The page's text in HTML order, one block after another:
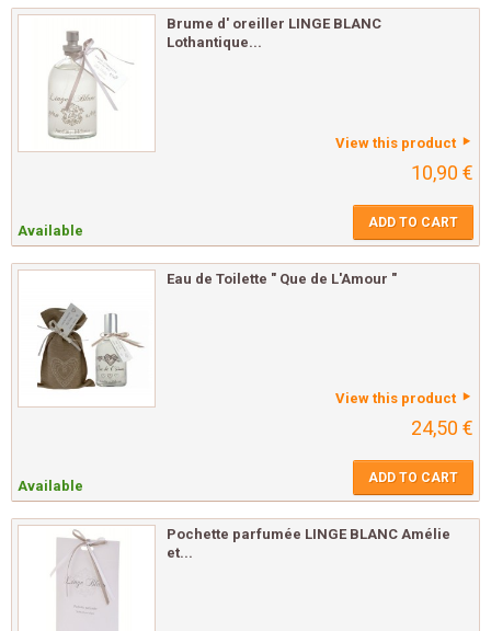
Brume d' oreiller LINGE BLANC
Lothantique...
View this product
10,90 €
Available ADD TO CART
Eau de Toilette " Que de L'Amour "
View this product
24,50 €
Available ADD TO CART
Pochette parfumée LINGE BLANC Amélie
et...